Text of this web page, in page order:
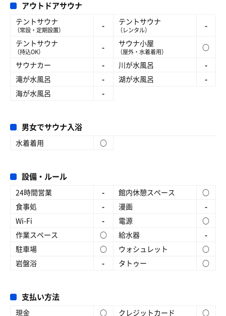
アウトドアサウナ
テントサウナ
（常設・定期設置） - テントサウナ
（レンタル）
-
テントサウナ
（持込OK） - サウナ小屋
（屋外・水着着用）
○
サウナカー
- 川が水風呂
-
滝が水風呂
- 湖が水風呂
-
海が水風呂
-
男女でサウナ入浴
水着着用 ○
設備・ルール
24時間営業 - 館内休憩スペース
○
食事処
- 漫画
-
Wi-Fi
- 電源
○
作業スペース
○ 給水器
-
駐車場
○ ウォシュレット
○
岩盤浴
- タトゥー ○
支払い方法
現金 ○ クレジットカード
○